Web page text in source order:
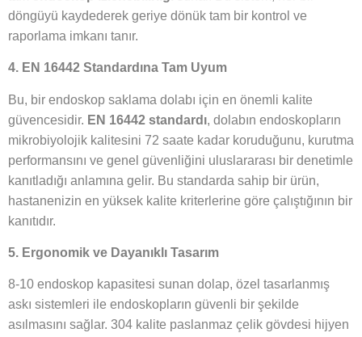
döngüyü kaydederek geriye dönük tam bir kontrol ve
raporlama imkanı tanır.
4. EN 16442 Standardına Tam Uyum
Bu, bir endoskop saklama dolabı için en önemli kalite
güvencesidir. EN 16442 standardı, dolabın endoskopların
mikrobiyolojik kalitesini 72 saate kadar koruduğunu, kurutma
performansını ve genel güvenliğini uluslararası bir denetimle
kanıtladığı anlamına gelir. Bu standarda sahip bir ürün,
hastanenizin en yüksek kalite kriterlerine göre çalıştığının bir
kanıtıdır.
5. Ergonomik ve Dayanıklı Tasarım
8-10 endoskop kapasitesi sunan dolap, özel tasarlanmış
askı sistemleri ile endoskopların güvenli bir şekilde
asılmasını sağlar. 304 kalite paslanmaz çelik gövdesi hijyen